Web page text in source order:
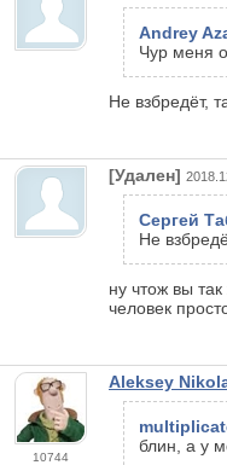
Andrey
Чур меня
Не взбредёт,
[Удален]
Сергей
Не
ну чтож вы так
человек
10744
Aleksey
блин, а у